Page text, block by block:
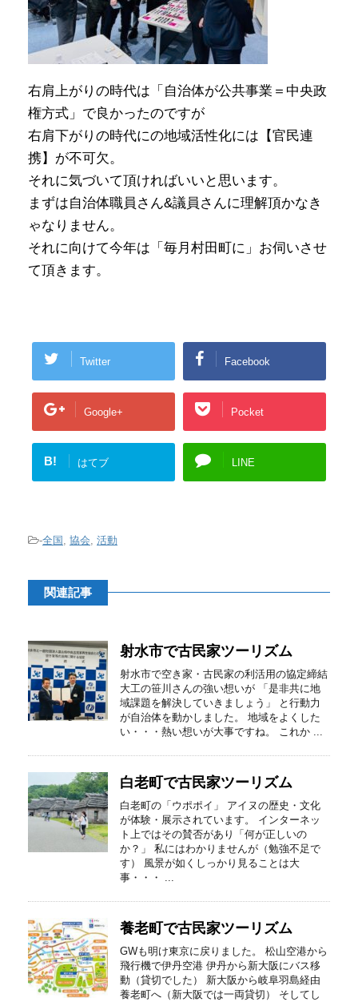
右肩上がりの時代は「自治体が公共事業＝中央政
権方式」で良かったのですが
右肩下がりの時代にの地域活性化には【官民連
携】が不可欠。
それに気づいて頂ければいいと思います。
まずは自治体職員さん&議員さんに理解頂かなき
ゃなりません。
それに向けて今年は「毎月村田町に」お伺いさせ
て頂きます。
Twitter Facebook
Google+ Pocket
B! はてブ LINE
-全国 , 協会, 活動
関連記事
射水市で古民家ツーリズム
射水市で空き家・古民家の利活用の協定締結
大工の笹川さんの強い想いが 「是非共に地
域課題を解決していきましょう」 と行動力
が自治体を動かしました。 地域をよくした
い・・・熱い想いが大事ですね。 これか ...
白老町で古民家ツーリズム
白老町の「ウポポイ」 アイヌの歴史・文化
が体験・展示されています。 インターネッ
ト上ではその賛否があり「何が正しいの
か？」 私にはわかりませんが（勉強不足で
す） 風景が如くしっかり見ることは大
事・・・ ...
養老町で古民家ツーリズム
GWも明け東京に戻りました。 松山空港から
飛行機で伊丹空港 伊丹から新大阪にバス移
動（貸切でした） 新大阪から岐阜羽島経由
養老町へ（新大阪では一両貸切） そしてし